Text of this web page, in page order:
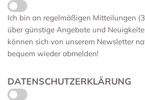
Ich bin an regelmäßigen Mitteilungen
über günstige Angebote und
können sich von unserem Newsletter
bequem wieder abmelden!
DATENSCHUTZERKLÄRUNG